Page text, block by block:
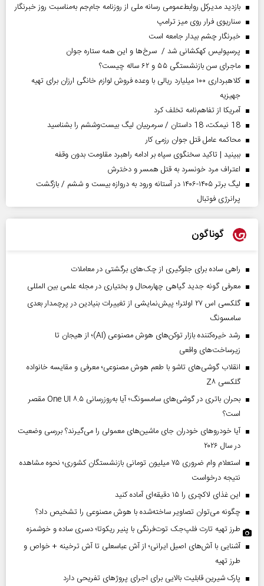
بازدید مدیرکل روابط‌عمومی رسانه ملی از روزنامه جام‌جم به‌مناسبت روز خبرنگار
سناریوی فرار روی میز ترامپ
خبرنگار چشم بیدار جامعه است
پرسپولیس کهکشانی شد / سرخ‌ها و این همه ستاره جوان
ماجرای سن بازنشستگی ۵۵ و ۶۲ ساله چیست؟
کلاهبرداری ۱۰۰ میلیارد ریالی با وعده فروش لوازم خانگی ارزان برای تهیه
جهیزیه
آمریکا از تفاهم‌نامه تخلف کرد
18 نیمکت، 18 داستان / سرمربیان لیگ بیست‌وششم را بشناسید
محاکمه عامل قتل جوان رزمی کار
ببینید | تاکید سخنگوی سپاه بر ادامه راهبرد مقاومت بدون وقفه
اعتراف مرد خونسرد به قتل همسر و دخترش
لیگ برتر ۱۴۰۵-۱۴۰۶ در آستانه ورود به دروازه بیست و ششم / بازگشت
پرانرژی فوتبال
گوناگون
راهی ساده برای جلوگیری از چک‌های برگشتی در معاملات
معرفی گونه جدید گیاهی چهارمحال و بختیاری در مجله علمی بین المللی
گلکسی اس ۲۷ اولترا؛ پیش‌نمایشی از تغییرات بنیادین در پرچمدار بعدی
سامسونگ
رشد خیره‌کننده بازار توکن‌های هوش مصنوعی (AI)؛ از هیجان تا
زیرساخت‌های واقعی
انقلاب گوشی‌های تاشو‌ با طعم هوش مصنوعی؛ معرفی و مقایسه خانواده
گلکسی Z۸
بحران باتری در گوشی‌های سامسونگ؛ آیا به‌روزرسانی One UI ۸.۵ مقصر
است؟
آیا خودروهای خودران جای ماشین‌های معمولی را می‌گیرند؟ بررسی وضعیت
در سال ۲۰۲۶
استعلام وام ضروری ۷۵ میلیون تومانی بازنشستگان کشوری؛ نحوه مشاهده
نتیجه درخواست
این غذای لاکچری را ۱۵ دقیقه‌ای آماده کنید
چگونه می‌توان تصاویر ساخته‌شده با هوش مصنوعی را تشخیص داد؟
طرز تهیه تارت فلپ‌جک توت‌فرنگی با پنیر ریکوتا؛ دسری ساده و خوشمزه
آشنایی با آش‌های اصیل ایرانی؛ از آش عباسعلی تا آش ترخینه + خواص و
طرز تهیه
پارک شیرین قابلیت‌ بالایی برای اجرای پروژهای تفریحی دارد